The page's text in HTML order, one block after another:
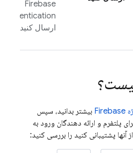
Firebase
Authentication
ارسال کنید.
Firebaseبیشتر بدانید، سپس
پلتفرم و ارائه دهندگان ورود به
پشتیبانی کنید را بررسی کنید: